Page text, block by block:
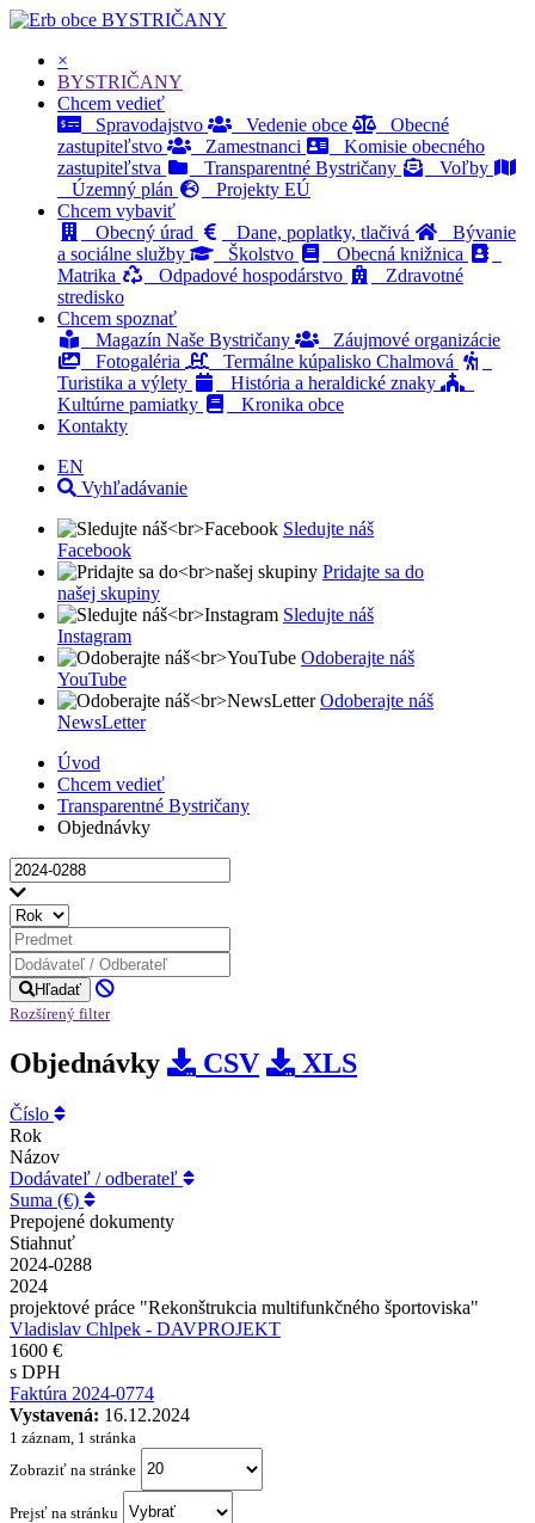
BYSTRIČANY
×
BYSTRIČANY
Chcem vedieť
Spravodajstvo
Vedenie obce
Obecné
zastupiteľstvo
Zamestnanci
Komisie obecného
zastupiteľstva
Transparentné Bystričany
Voľby
Územný plán
Projekty EÚ
Chcem vybaviť
Obecný úrad
Dane, poplatky, tlačivá
Bývanie
a sociálne služby
Školstvo
Obecná knižnica
Matrika
Odpadové hospodárstvo
Zdravotné
stredisko
Chcem spoznať
Magazín Naše Bystričany
Záujmové organizácie
Fotogaléria
Termálne kúpalisko Chalmová
Turistika a výlety
História a heraldické znaky
Kultúrne pamiatky
Kronika obce
Kontakty
EN
Vyhľadávanie
Sledujte náš
Facebook
Pridajte sa do
našej skupiny
Sledujte náš
Instagram
Odoberajte náš
YouTube
Odoberajte náš
NewsLetter
Úvod
Chcem vedieť
Transparentné Bystričany
Objednávky
Hľadať
Rozšírený filter
Objednávky CSV XLS
Číslo
Rok
Názov
Dodávateľ / odberateľ
Suma (€)
Prepojené dokumenty
Stiahnuť
2024-0288
2024
projektové práce "Rekonštrukcia multifunkčného športoviska"
Vladislav Chlpek - DAVPROJEKT
1600 €
s DPH
Faktúra 2024-0774
Vystavená: 16.12.2024
1 záznam, 1 stránka
Zobraziť na stránke
Prejsť na stránku